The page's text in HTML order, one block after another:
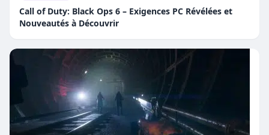
Call of Duty: Black Ops 6 – Exigences PC Révélées et
Nouveautés à Découvrir